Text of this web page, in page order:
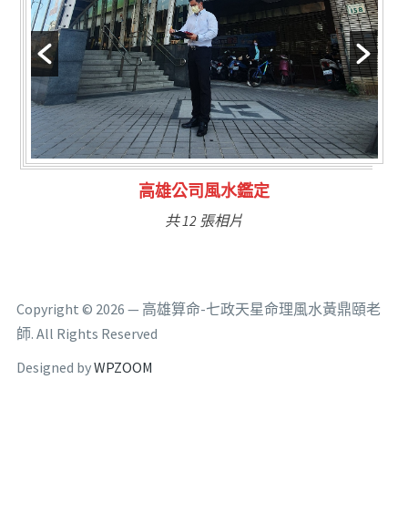
林氏福主量子生基造命
共 6 張相片
Copyright © 2026 — 高雄算命-七政天星命理風水黃鼎頤老
師. All Rights Reserved
Designed byWPZOOM